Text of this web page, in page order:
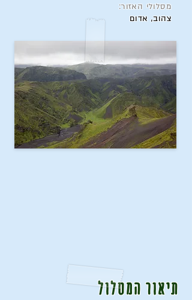
תיאור המסלול
מסלולי האזור:
צהוב, אדום